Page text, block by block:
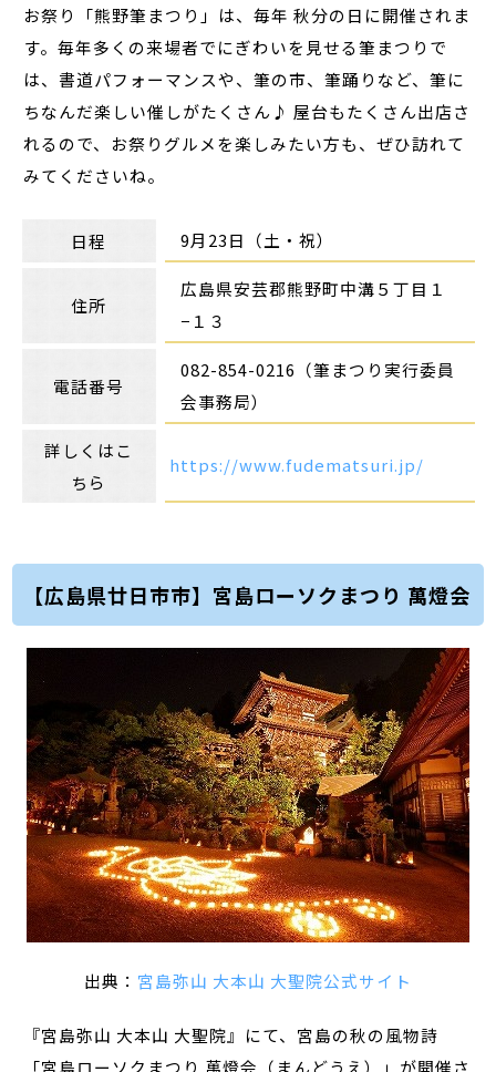
お祭り「熊野筆まつり」は、毎年 秋分の日に開催されま
す。毎年多くの来場者でにぎわいを見せる筆まつりで
は、書道パフォーマンスや、筆の市、筆踊りなど、筆に
ちなんだ楽しい催しがたくさん♪ 屋台もたくさん出店さ
れるので、お祭りグルメを楽しみたい方も、ぜひ訪れて
みてくださいね。
日程 9月23日（土・祝）
住所
広島県安芸郡熊野町中溝５丁目１
−１３
電話番号
082-854-0216（筆まつり実行委員
会事務局）
詳しくはこ
ちら
https://www.fudematsuri.jp/
【広島県廿日市市】宮島ローソクまつり 萬燈会
出典： 宮島弥山 大本山 大聖院公式サイト
『宮島弥山 大本山 大聖院』にて、宮島の秋の風物詩
「宮島ローソクまつり 萬燈会（まんどうえ）」が開催さ